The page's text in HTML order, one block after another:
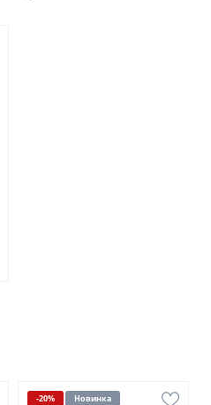
-20% Новинка